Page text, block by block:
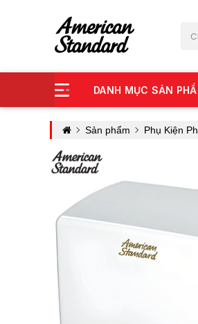
DANH MỤC SẢN
Sản phẩm Phụ Kiện